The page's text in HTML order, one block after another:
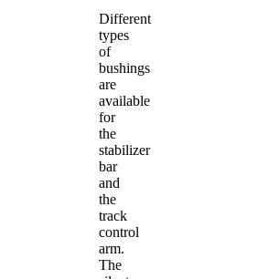
Different
types
of
bushings
are
available
for
the
stabilizer
bar
and
the
track
control
arm.
The